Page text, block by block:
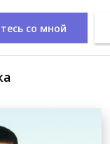
со мной